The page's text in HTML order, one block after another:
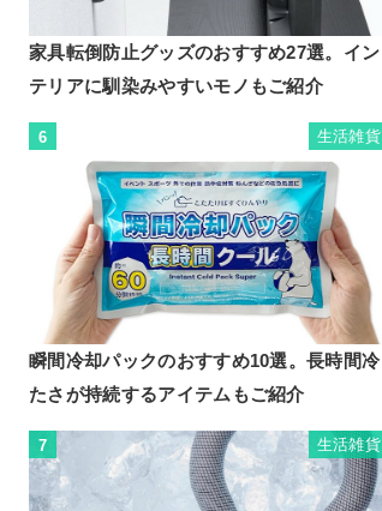
家具転倒防止グッズのおすすめ27選。イン
テリアに馴染みやすいモノもご紹介
6 生活雑貨
瞬間冷却パックのおすすめ10選。長時間冷
たさが持続するアイテムもご紹介
7 生活雑貨